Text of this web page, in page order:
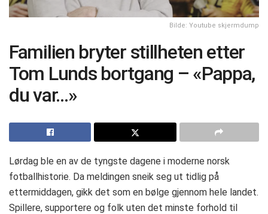
Bilde: Youtube skjermdump
Familien bryter stillheten etter
Tom Lunds bortgang – «Pappa,
du var…»
Lørdag ble en av de tyngste dagene i moderne norsk
fotballhistorie. Da meldingen sneik seg ut tidlig på
ettermiddagen, gikk det som en bølge gjennom hele landet.
Spillere, supportere og folk uten det minste forhold til